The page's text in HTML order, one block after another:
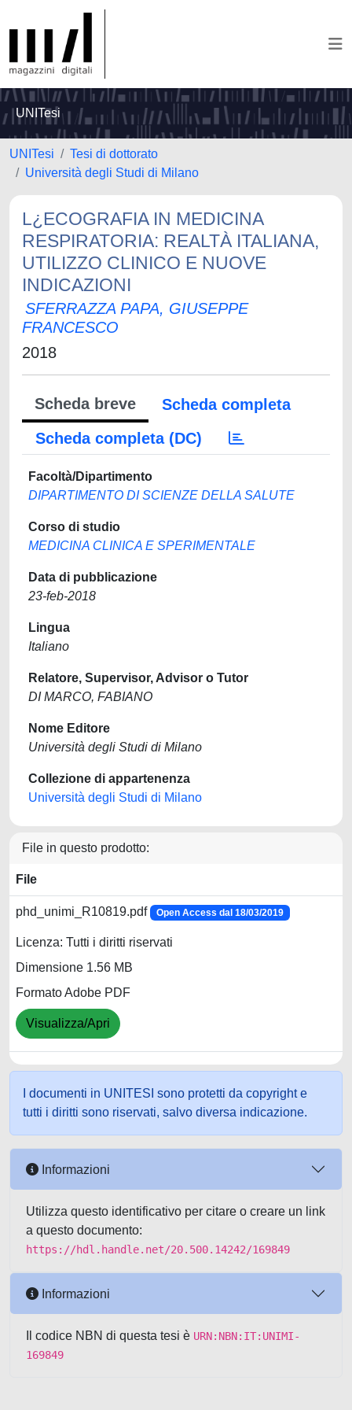
UNITesi
UNITesi
Tesi di dottorato
Università degli Studi di Milano
L¿ECOGRAFIA IN MEDICINA
RESPIRATORIA: REALTÀ ITALIANA,
UTILIZZO CLINICO E NUOVE
INDICAZIONI
SFERRAZZA PAPA, GIUSEPPE
FRANCESCO
2018
Scheda breve
Scheda completa
Scheda completa (DC)
Facoltà/Dipartimento
DIPARTIMENTO DI SCIENZE DELLA SALUTE
Corso di studio
MEDICINA CLINICA E SPERIMENTALE
Data di pubblicazione
23-feb-2018
Lingua
Italiano
Relatore, Supervisor, Advisor o Tutor
DI MARCO, FABIANO
Nome Editore
Università degli Studi di Milano
Collezione di appartenenza
Università degli Studi di Milano
File in questo prodotto:
File
phd_unimi_R10819.pdf Open Access dal 18/03/2019
Licenza: Tutti i diritti riservati
Dimensione 1.56 MB
Formato Adobe PDF
Visualizza/Apri
I documenti in UNITESI sono protetti da copyright e
tutti i diritti sono riservati, salvo diversa indicazione.
Informazioni
Utilizza questo identificativo per citare o creare un link
a questo documento:
https://hdl.handle.net/20.500.14242/169849
Informazioni
Il codice NBN di questa tesi è URN:NBN:IT:UNIMI-
169849